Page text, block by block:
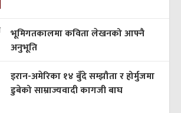
भूमिगतकालमा कविता लेखनको आफ्नै
अनुभूति
इरान-अमेरिका १४ बुँदे सम्झौता र होर्मुजमा
डुबेको साम्राज्यवादी कागजी बाघ